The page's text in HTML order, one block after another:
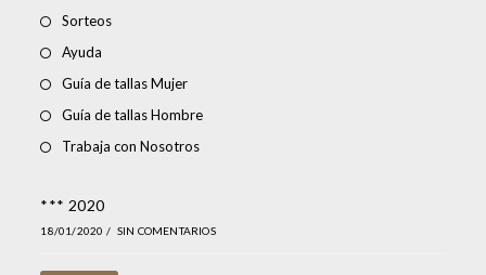
Sorteos
Ayuda
Guía de tallas Mujer
Guía de tallas Hombre
Trabaja con Nosotros
*** 2020
18/01/2020 / SIN COMENTARIOS